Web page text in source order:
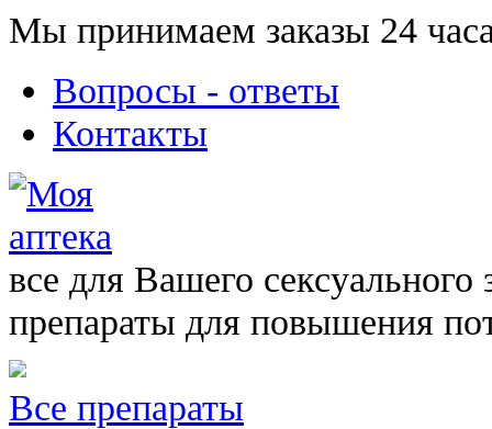
Мы принимаем заказы 24
Вопросы - ответы
Контакты
все для Вашего сексуального
препараты для повышения
Все препараты